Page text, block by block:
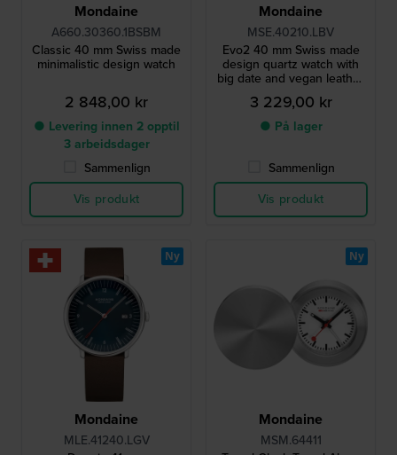
Mondaine
A660.30360.1BSBM
Classic 40 mm Swiss made
minimalistic design watch
2 848,00 kr
● Levering innen 2 opptil
3 arbeidsdager
Sammenlign
Vis produkt
Mondaine
MSE.40210.LBV
Evo2 40 mm Swiss made
design quartz watch with
big date and vegan leather
strap
3 229,00 kr
● På lager
Sammenlign
Vis produkt
Mondaine
MLE.41240.LGV
Ny
Mondaine
MSM.64411
Ny